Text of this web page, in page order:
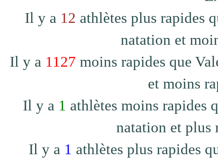
Il y a 12 athlètes plus rapides
natation et
Il y a 1127 moins rapides que
et moins
Il y a 1 athlètes moins rapides
natation et plus
Il y a 1 athlètes plus rapides